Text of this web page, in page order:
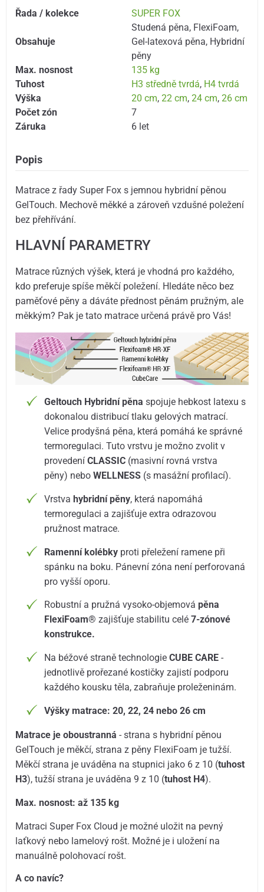
Řada / kolekce SUPER FOX
Obsahuje
Studená pěna, FlexiFoam,
Gel-latexová pěna, Hybridní
pěny
Max. nosnost
135 kg
Tuhost
H3 středně tvrdá, H4 tvrdá
Výška
20 cm,22 cm,24 cm,26 cm
Počet zón
7
Záruka
6 let
Popis
Matrace z řady Super Fox s jemnou hybridní pěnou
GelTouch. Mechově měkké a zároveň vzdušné poležení
bez přehřívání.
HLAVNÍ PARAMETRY
Matrace různých výšek, která je vhodná pro každého,
kdo preferuje spíše měkčí poležení. Hledáte něco bez
paměťové pěny a dáváte přednost pěnám pružným, ale
měkkým? Pak je tato matrace určená právě pro Vás!
Geltouch Hybridní pěna spojuje hebkost latexu s
dokonalou distribucí tlaku gelových matrací.
Velice prodyšná pěna, která pomáhá ke správné
termoregulaci. Tuto vrstvu je možno zvolit v
provedeníCLASSIC (masivní rovná vrstva
pěny) neboWELLNESS (s masážní profilací).
Vrstvahybridní pěny, která napomáhá
termoregulaci a zajišťuje extra odrazovou
pružnost matrace.
Ramenní kolébky proti přeležení ramene při
spánku na boku. Pánevní zóna není perforovaná
pro vyšší oporu.
Robustní a pružná vysoko-objemovápěna
FlexiFoam® zajišťuje stabilitu celé7-zónové
konstrukce.
Na béžové straně technologieCUBE CARE -
jednotlivě prořezané kostičky zajistí podporu
každého kousku těla, zabraňuje proleženinám.
Výšky matrace: 20, 22, 24 nebo 26 cm
Matrace je oboustranná - strana s hybridní pěnou
GelTouch je měkčí, strana z pěny FlexiFoam je tužší.
Měkčí strana je uváděna na stupnici jako 6 z 10 (tuhost
H3), tužší strana je uváděna 9 z 10 (tuhost H4).
Max. nosnost: až 135 kg
Matraci Super Fox Cloud je možné uložit na pevný
laťkový nebo lamelový rošt. Možné je i uložení na
manuálně polohovací rošt.
A co navíc?